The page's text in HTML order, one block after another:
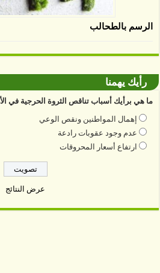
الرسم بالطحالب
رأيك يهمنا
ما هي برأيك أسباب تناقص الثروة الحرجية في
إهمال المواطنين ونقص الوعي
عدم وجود عقوبات رادعة
ارتفاع أسعار المحروقات
عرض النتائج